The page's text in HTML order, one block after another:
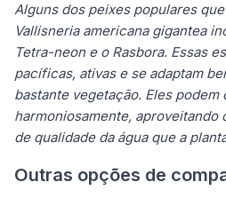
Alguns dos peixes populares
Vallisneria americana gigantea
Tetra-neon e o Rasbora. Essas
pacíficas, ativas e se adaptam
bastante vegetação. Eles podem
harmoniosamente,
de qualidade da água que a
Outras opções de